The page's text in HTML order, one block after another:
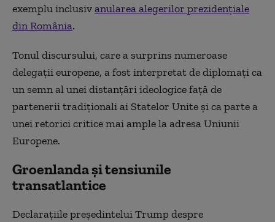
exemplu inclusivanularea alegerilor prezidenţiale
din România.
Tonul discursului, care a surprins numeroase
delegaţii europene, a fost interpretat de diplomaţi ca
un semn al unei distanţări ideologice faţă de
partenerii tradiţionali ai Statelor Unite şi ca parte a
unei retorici critice mai ample la adresa Uniunii
Europene.
Groenlanda şi tensiunile
transatlantice
Declaraţiile preşedintelui Trump despre